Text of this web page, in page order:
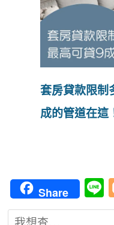
套房貸款限制
成的管道在這
Share